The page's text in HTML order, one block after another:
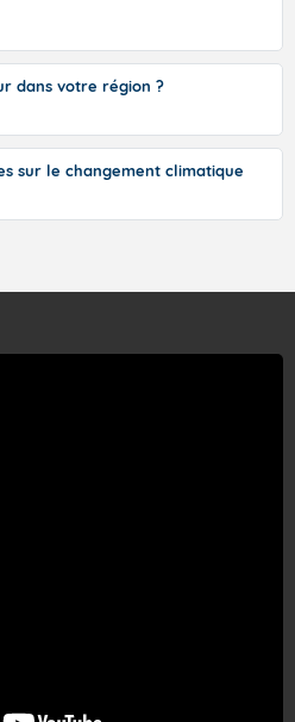
dans votre région ?
sur le changement climatique